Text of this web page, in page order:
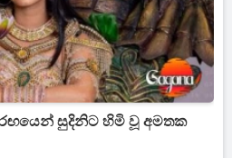
සුදිනිට හිමි වූ අමතක